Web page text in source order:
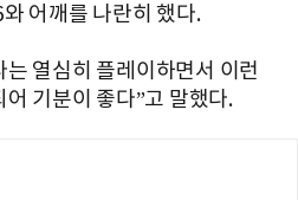
와 어깨를 나란히 했다.
는 열심히 플레이하면서 이런
기분이 좋다”고 말했다.